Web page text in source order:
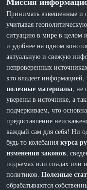
Принимать взвешенные и
учитывая
ситуацию в мире в целом
и удобнее на одном
актуальную и свежую
непроверенных
кто владеет
полезные материалы, не
уверены в источнике, а
подчеркиваем, что
предоставление
каждый сам для себя! Ни
будь то колебаниякурса
изменения законов,
подъемах или спадах или
политиков.Полезные
обрабатываются